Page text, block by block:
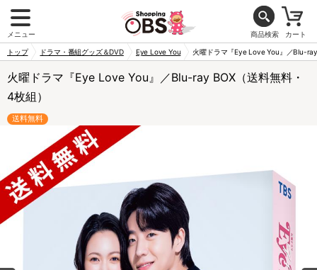
メニュー 商品検索 カート
トップ ドラマ・番組グッズ＆DVD Eye Love You 火曜ドラマ『Eye Love You』／Blu-
火曜ドラマ『Eye Love You』／Blu-ray BOX（送料無料・
4枚組）
送料無料